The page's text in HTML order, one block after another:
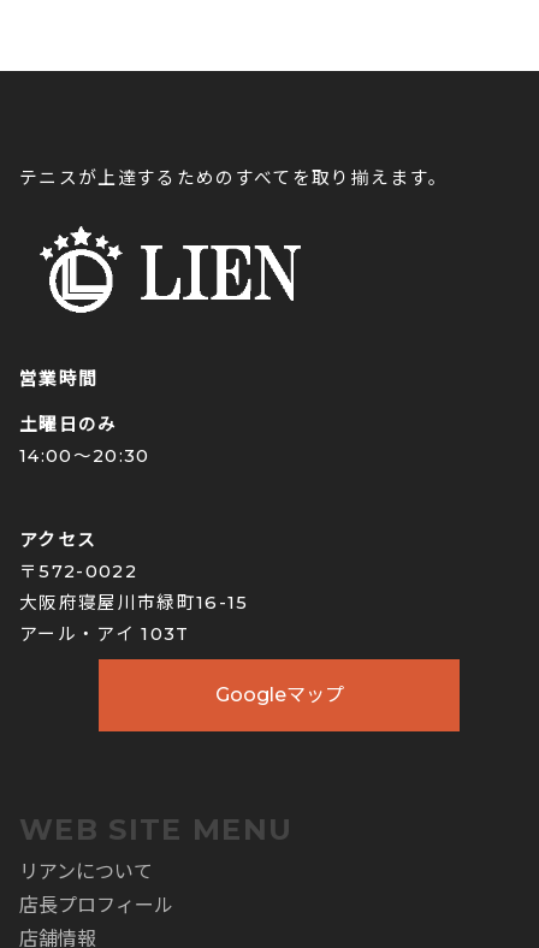
テニスが上達するためのすべてを取り揃えます。
営業時間
土曜日のみ
14:00〜20:30
アクセス
〒572-0022
大阪府寝屋川市緑町16-15
アール・アイ 103T
Googleマップ
WEB SITE MENU
リアンについて
店長プロフィール
店舗情報